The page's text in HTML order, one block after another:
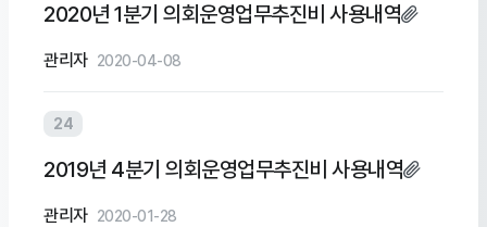
2020년 1분기 의회운영업무추진비 사용내역
관리자 2020-04-08
24
2019년 4분기 의회운영업무추진비 사용내역
관리자 2020-01-28